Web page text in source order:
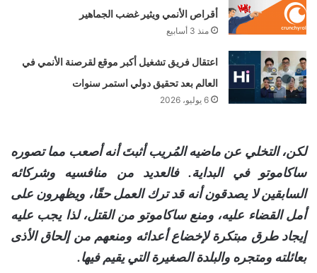
أقراص الأنمي ويثير غضب الجماهير
منذ 3 أسابيع
اعتقال فريق تشغيل أكبر موقع لقرصنة الأنمي في
العالم بعد تحقيق دولي استمر سنوات
6 يوليو، 2026
لكن، التخلي عن ماضيه المُريب أثبتَ أنه أصعب مما تصوره
ساكاموتو في البداية. فالعديد من منافسيه وشركائه
السابقين لا يصدقون أنه قد ترك العمل حقًا، ويظهرون على
أمل القضاء عليه، ومنع ساكاموتو من القتل، لذا يجب عليه
إيجاد طرق مبتكرة لإخضاع أعدائه ومنعهم من إلحاق الأذى
بعائلته ومتجره والبلدة الصغيرة التي يقيم فيها.